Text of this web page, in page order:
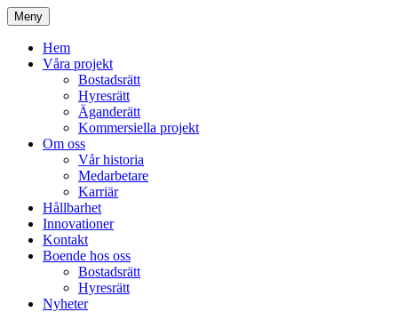
Meny
Hem
Våra projekt
Bostadsrätt
Hyresrätt
Äganderätt
Kommersiella projekt
Om oss
Vår historia
Medarbetare
Karriär
Hållbarhet
Innovationer
Kontakt
Boende hos oss
Bostadsrätt
Hyresrätt
Nyheter